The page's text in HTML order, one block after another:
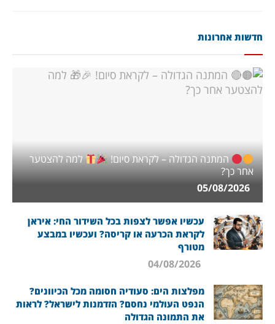
חדשות אחרונות
המתנה הגדולה – לקראת סיום!
למה להצטער
אחר כך?
עכשיו אפשר לצפות בכל השידור החי: איראן
לקראת הכרעה או קריסה? ועכשיו במבצע
מטורף
מפלצות הים: סעודיה חסומה מכל הכיוונים?
הנפט העולמי נחסם? הזדמנות לישראל? לראות
את התמונה הגדולה